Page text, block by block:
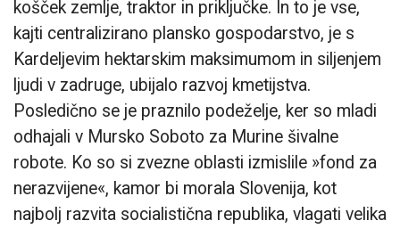
košček zemlje, traktor in priključke. In to je vse,
kajti centralizirano plansko gospodarstvo, je s
Kardeljevim hektarskim maksimumom in siljenjem
ljudi v zadruge, ubijalo razvoj kmetijstva.
Posledično se je praznilo podeželje, ker so mladi
odhajali v Mursko Soboto za Murine šivalne
robote. Ko so si zvezne oblasti izmislile »fond za
nerazvijene«, kamor bi morala Slovenija, kot
najbolj razvita socialistična republika, vlagati velika